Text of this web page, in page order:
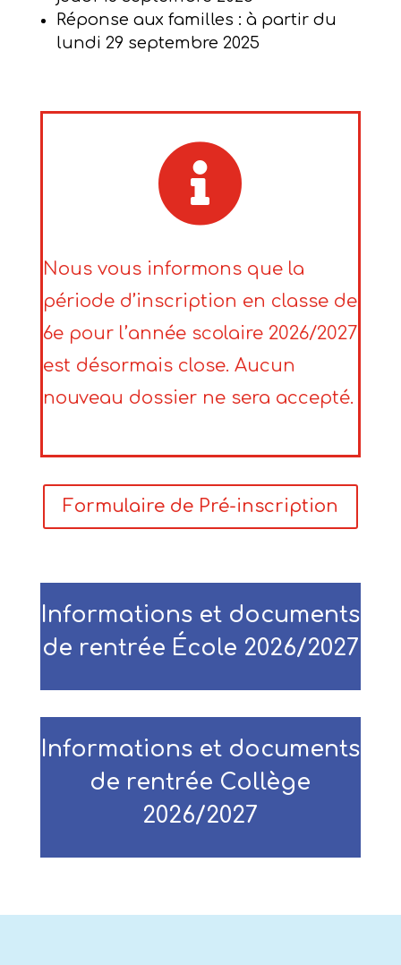
Réponse aux familles : à partir du
lundi 29 septembre 2025

Nous vous informons que la
période d’inscription en classe de
6e pour l’année scolaire 2026/2027
est désormais close. Aucun
nouveau dossier ne sera accepté.
Formulaire de Pré-inscription
Informations et documents
de rentrée École 2026/2027
Informations et documents
de rentrée Collège
2026/2027